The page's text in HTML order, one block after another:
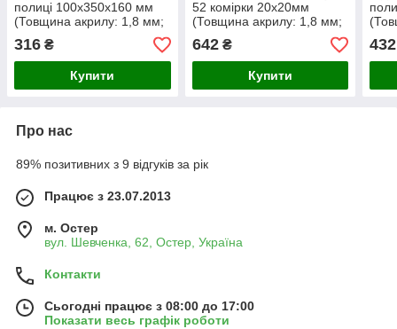
полиці 100х350х160 мм
(Товщина акрилу: 1,8 мм;
)
316 ₴
Купити
52 комірки 20х20мм
(Товщина акрилу: 1,8 мм;
)
642₴
Купити
)
432
Про нас
89% позитивних з 9 відгуків за рік
Працює з 23.07.2013
м. Остер
вул. Шевченка, 62, Остер, Україна
Контакти
Сьогодні працює з 08:00 до 17:00
Показати весь графік роботи